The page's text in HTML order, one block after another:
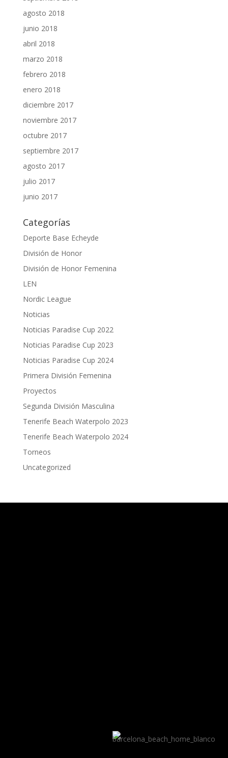
agosto 2018
junio 2018
abril 2018
marzo 2018
febrero 2018
enero 2018
diciembre 2017
noviembre 2017
octubre 2017
septiembre 2017
agosto 2017
julio 2017
junio 2017
Categorías
Deporte Base Echeyde
División de Honor
División de Honor Femenina
LEN
Nordic League
Noticias
Noticias Paradise Cup 2022
Noticias Paradise Cup 2023
Noticias Paradise Cup 2024
Primera División Femenina
Proyectos
Segunda División Masculina
Tenerife Beach Waterpolo 2023
Tenerife Beach Waterpolo 2024
Torneos
Uncategorized